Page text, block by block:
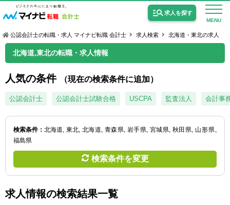
MENU
求人を探す
公認会計士の求人
監査法人の求人
USCPA（米国公認会計士）の求人
女性会計士の転職
公認会計士の転職・求人 マイナビ転職 会計士 求人検索 北海道・東北の求人
北海道,東北の転職・求人情報
人気の条件 （現在の検索条件に追加）
公認会計士 公認会計士試験合格 USCPA 監査法人 会計事
検索条件： 北海道 東北 北海道 青森県 岩手県 宮城県 秋田県 山形県
福島県
検索条件を変更
求人情報の検索結果一覧